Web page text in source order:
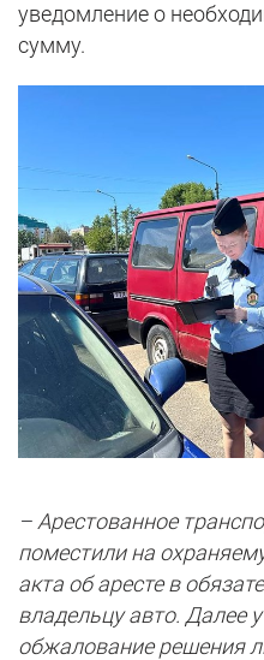
уведомление о
сумму.
– Арестованное
поместили на
акта об аресте в
владельцу авто. Далее
обжалование решения